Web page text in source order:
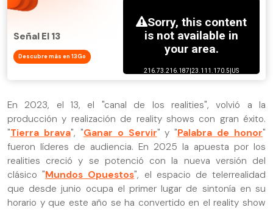
Señal El 13
Descubre más en 13Go
En 2023, el 13, el "canal de los realities", volvió a la
producción y realización de reality shows con gran éxito.
"Tierra brava", "Ganar o Servir" y "Palabra de honor"
fueron líderes de audiencia. En 2025 la apuesta por los
realities creció y se potenció con la nueva versión del
clásico "Mundos Opuestos", el espacio de telerrealidad
que desde junio ocupa el primer lugar de sintonía en su
horario y que este año se ha convertido en el reality show